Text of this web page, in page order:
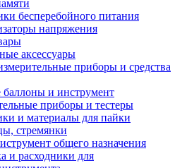
бесперебойного питания
напряжения
аксессуары
приборы и средства
баллоны и инструмент
приборы и тестеры
и материалы для пайки
стремянки
общего назначения
и расходники для